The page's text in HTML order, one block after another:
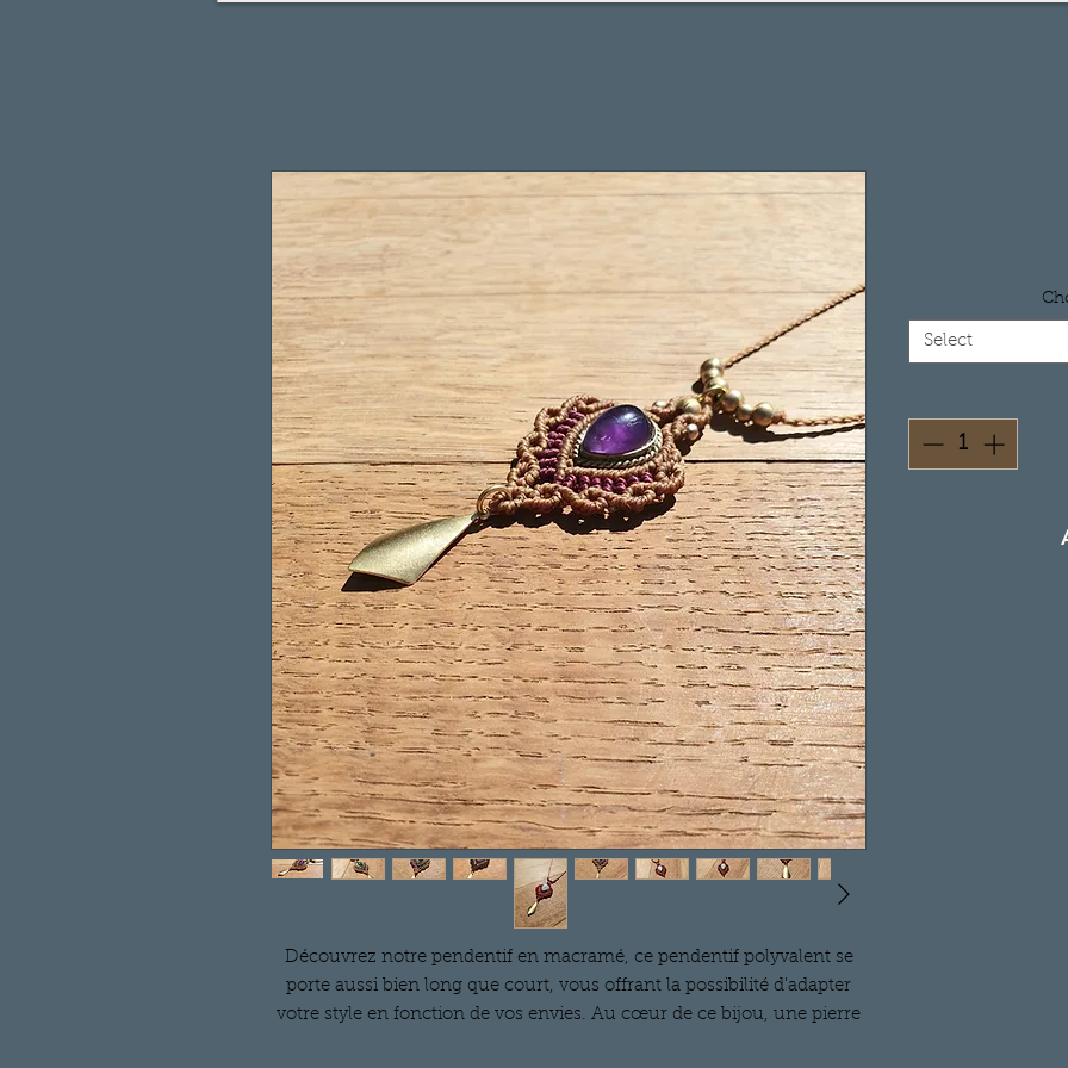
Découvrez notre pendentif en macramé, ce pendentif polyvalent se
porte aussi bien long que court, vous offrant la possibilité d'adapter
votre style en fonction de vos envies. Au cœur de ce bijou, une pierre
Select